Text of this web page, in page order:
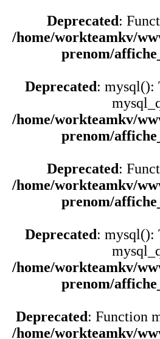
Deprecated:
/home/workteamkv/
prenom/
Deprecated: mysql():
/home/workteamkv/
prenom/
Deprecated:
/home/workteamkv/
prenom/
Deprecated: mysql():
/home/workteamkv/
prenom/
Deprecated: Function
/home/workteamkv/